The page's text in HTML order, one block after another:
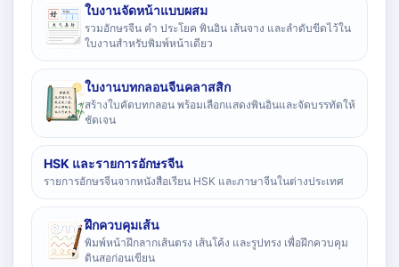
ใบงานจัดหน้าแบบผสม
รวมอักษรจีน คำ ประโยค พินอิน เส้นจาง และลำดับขีดไว้ใน
ใบงานสำหรับพิมพ์หน้าเดียว
ใบงานบทกลอนจีนคลาสสิก
สร้างใบคัดบทกลอน พร้อมเลือกแสดงพินอินและจัดบรรทัดให้
ชัดเจน
HSK และรายการอักษรจีน
รายการอักษรจีนจากหนังสือเรียน HSK และภาษาจีนในต่างประเทศ
ฝึกควบคุมเส้น
พิมพ์หน้าฝึกลากเส้นตรง เส้นโค้ง และรูปทรง เพื่อฝึกควบคุม
ดินสอก่อนเขียน